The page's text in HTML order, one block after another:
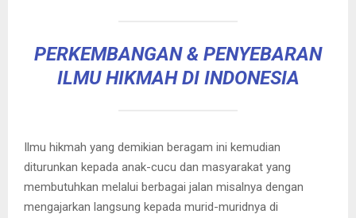
PERKEMBANGAN & PENYEBARAN
ILMU HIKMAH DI INDONESIA
Ilmu hikmah yang demikian beragam ini kemudian
diturunkan kepada anak-cucu dan masyarakat yang
membutuhkan melalui berbagai jalan misalnya dengan
mengajarkan langsung kepada murid-muridnya di